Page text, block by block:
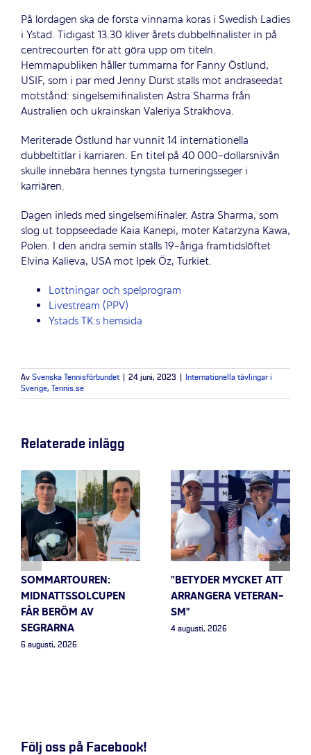
På lördagen ska de första vinnarna koras i Swedish Ladies
i Ystad. Tidigast 13.30 kliver årets dubbelfinalister in på
centrecourten för att göra upp om titeln.
Hemmapubliken håller tummarna för Fanny Östlund,
USIF, som i par med Jenny Dürst ställs mot andraseedat
motstånd: singelsemifinalisten Astra Sharma från
Australien och ukrainskan Valeriya Strakhova.
Meriterade Östlund har vunnit 14 internationella
dubbeltitlar i karriären. En titel på 40 000-dollarsnivån
skulle innebära hennes tyngsta turneringsseger i
karriären.
Dagen inleds med singelsemifinaler. Astra Sharma, som
slog ut toppseedade Kaia Kanepi, möter Katarzyna Kawa,
Polen. I den andra semin ställs 19-åriga framtidslöftet
Elvina Kalieva, USA mot Ipek Öz, Turkiet.
Lottningar och spelprogram
Livestream (PPV)
Ystads TK:s hemsida
Av Svenska Tennisförbundet 24 juni, 2023
Internationella tävlingar i
Sverige, Tennis.se
Relaterade inlägg
SOMMARTOUREN:
MIDNATTSSOLCUPEN
FÅR BERÖM AV
SEGRARNA
6 augusti, 2026
”BETYDER MYCKET ATT
ARRANGERA VETERAN-
SM”
4 augusti, 2026
Följ oss på Facebook!